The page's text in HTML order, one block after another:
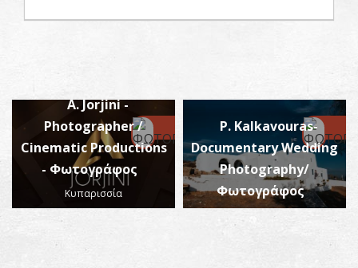
A. Jorjini -
Photographer /
Cinematic Productions
- Φωτογράφος
Κυπαρισσία
P. Kalkavouras-
Documentary Wedding
Photography/
Φωτογράφος